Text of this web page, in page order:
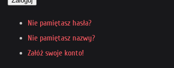
Nie pamiętasz hasła?
Nie pamiętasz nazwy?
Załóż swoje konto!